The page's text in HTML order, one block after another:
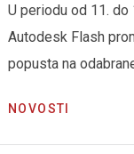
U periodu od 11. do
Autodesk Flash
popusta na
NOVOSTI